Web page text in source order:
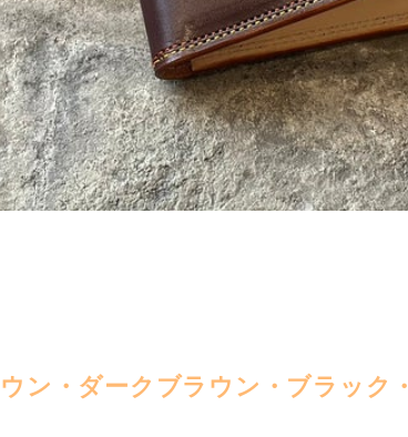
ン・ダークブラウン・ブラック・